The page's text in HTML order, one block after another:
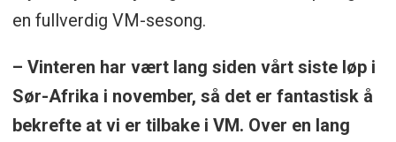
en fullverdig VM-sesong.
– Vinteren har vært lang siden vårt siste løp i
Sør-Afrika i november, så det er fantastisk å
bekrefte at vi er tilbake i VM. Over en lang